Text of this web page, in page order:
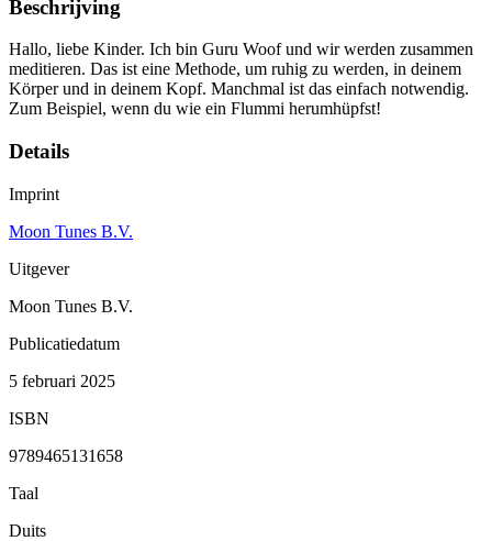
Beschrijving
Hallo, liebe Kinder. Ich bin Guru Woof und wir werden zusammen
meditieren. Das ist eine Methode, um ruhig zu werden, in deinem
Körper und in deinem Kopf. Manchmal ist das einfach notwendig.
Zum Beispiel, wenn du wie ein Flummi herumhüpfst!
Details
Imprint
Moon Tunes B.V.
Uitgever
Moon Tunes B.V.
Publicatiedatum
5 februari 2025
ISBN
9789465131658
Taal
Duits